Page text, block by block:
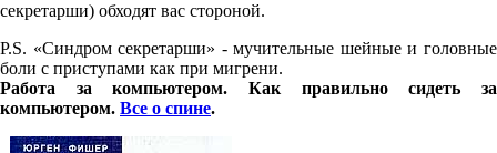
секретарши) обходят вас стороной.
P.S. «Синдром секретарши» - мучительные шейные и головные
боли с приступами как при мигрени.
Работа за компьютером. Как правильно сидеть за
компьютером. Все о спине.